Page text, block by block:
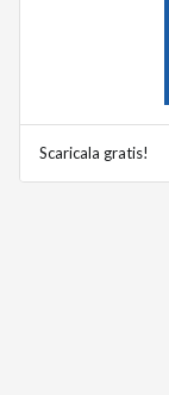
Scaricala gratis!